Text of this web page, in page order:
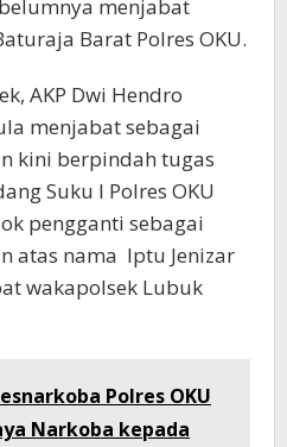
menjabat
Barat Polres OKU.
AKP Dwi Hendro
menjabat sebagai
kini berpindah tugas
Suku I Polres OKU
pengganti sebagai
atas nama Iptu Jenizar
wakapolsek Lubuk
Polres OKU
Narkoba kepada